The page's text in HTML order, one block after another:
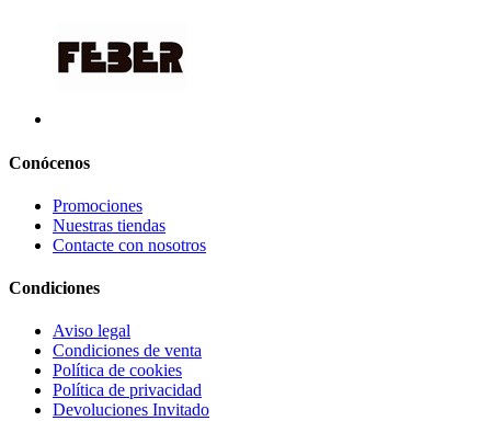
Conócenos
Promociones
Nuestras tiendas
Contacte con nosotros
Condiciones
Aviso legal
Condiciones de venta
Política de cookies
Política de privacidad
Devoluciones Invitado